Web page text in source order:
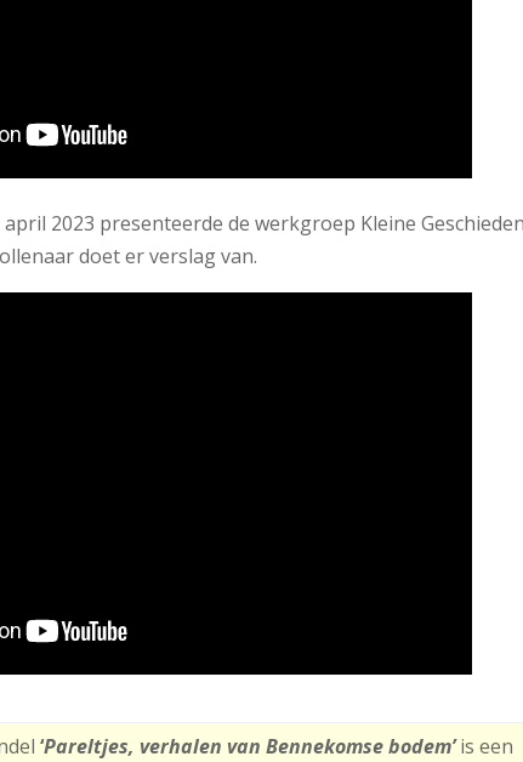
2023 presenteerde de werkgroep Kleine
doet er verslag van.
‘Pareltjes, verhalen van Bennekomse bodem’ is een